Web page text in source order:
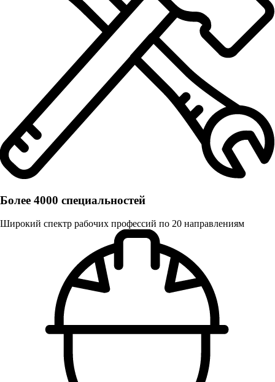
Более 4000 специальностей
Широкий спектр рабочих профессий по 20 направлениям